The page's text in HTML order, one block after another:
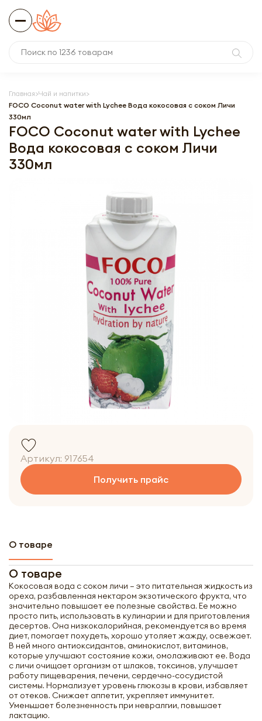
Главная Чай и напитки
FOCO Coconut water with Lychee Вода кокосовая с соком Личи
330мл
FOCO Coconut water with Lychee
Вода кокосовая с соком Личи
330мл
Артикул: 917654
Получить прайс
О товаре
О товаре
Кокосовая вода с соком личи – это питательная жидкость из
ореха, разбавленная нектаром экзотического фрукта, что
значительно повышает ее полезные свойства. Ее можно
просто пить, использовать в кулинарии и для приготовления
десертов. Она низкокалорийная, рекомендуется во время
диет, помогает похудеть, хорошо утоляет жажду, освежает.
В ней много антиоксидантов, аминокислот, витаминов,
которые улучшают состояние кожи, омолаживают ее. Вода
с личи очищает организм от шлаков, токсинов, улучшает
работу пищеварения, печени, сердечно-сосудистой
системы. Нормализует уровень глюкозы в крови, избавляет
от отеков. Снижает аппетит, укрепляет иммунитет.
Уменьшает болезненность при невралгии, повышает
лактацию.